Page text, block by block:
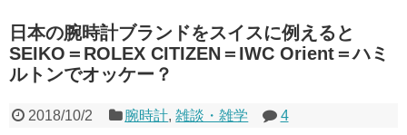
日本の腕時計ブランドをスイスに例えると
SEIKO＝ROLEX CITIZEN＝IWC Orient＝ハミ
ルトンでオッケー？
2018/10/2 腕時計,雑談・雑学 4